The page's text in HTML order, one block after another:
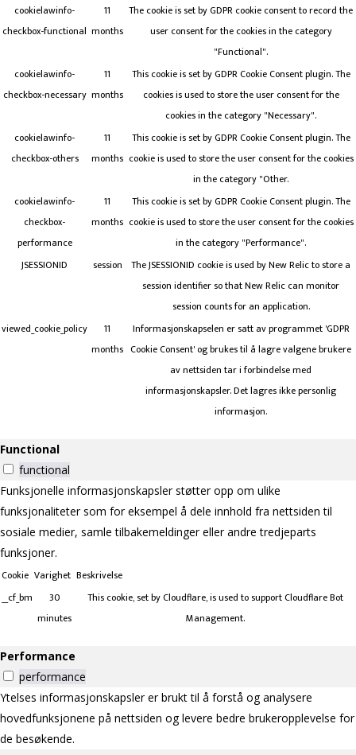
cookielawinfo-
checkbox-functional
11
months
The cookie is set by GDPR cookie consent to record the
user consent for the cookies in the category
"Functional".
cookielawinfo-
checkbox-necessary
11
months
This cookie is set by GDPR Cookie Consent plugin. The
cookies is used to store the user consent for the
cookies in the category "Necessary".
cookielawinfo-
checkbox-others
11
months
This cookie is set by GDPR Cookie Consent plugin. The
cookie is used to store the user consent for the cookies
in the category "Other.
cookielawinfo-
checkbox-
performance
11
months
This cookie is set by GDPR Cookie Consent plugin. The
cookie is used to store the user consent for the cookies
in the category "Performance".
JSESSIONID
session The JSESSIONID cookie is used by New Relic to store a
session identifier so that New Relic can monitor
session counts for an application.
viewed_cookie_policy
11
months
Informasjonskapselen er satt av programmet 'GDPR
Cookie Consent' og brukes til å lagre valgene brukere
av nettsiden tar i forbindelse med
informasjonskapsler. Det lagres ikke personlig
informasjon.
Functional
functional
Funksjonelle informasjonskapsler støtter opp om ulike
funksjonaliteter som for eksempel å dele innhold fra nettsiden til
sosiale medier, samle tilbakemeldinger eller andre tredjeparts
funksjoner.
Cookie Varighet Beskrivelse
__cf_bm
30
minutes
This cookie, set by Cloudflare, is used to support Cloudflare Bot
Management.
Performance
performance
Ytelses informasjonskapsler er brukt til å forstå og analysere
hovedfunksjonene på nettsiden og levere bedre brukeropplevelse for
de besøkende.